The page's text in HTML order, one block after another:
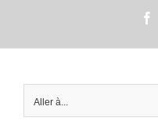
Aller à...